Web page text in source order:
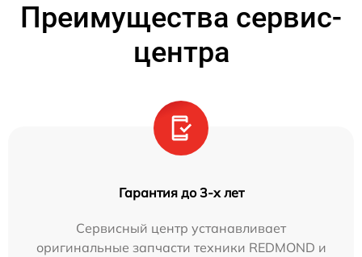
Преимущества сервис-
центра
Гарантия до 3-х лет
Сервисный центр устанавливает
оригинальные запчасти техники REDMOND и